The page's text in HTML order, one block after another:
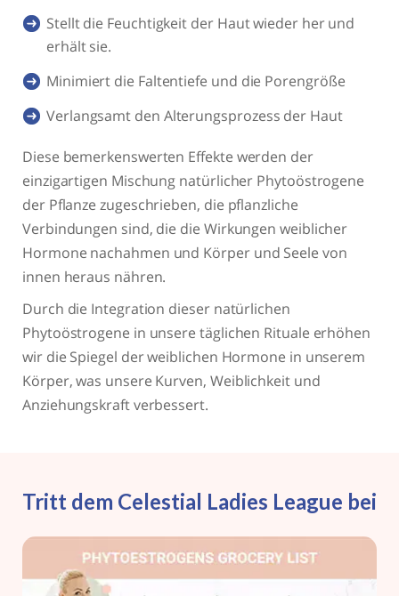
Stellt die Feuchtigkeit der Haut wieder her und
erhält sie.
Minimiert die Faltentiefe und die Porengröße
Verlangsamt den Alterungsprozess der Haut
Diese bemerkenswerten Effekte werden der
einzigartigen Mischung natürlicher Phytoöstrogene
der Pflanze zugeschrieben, die pflanzliche
Verbindungen sind, die die Wirkungen weiblicher
Hormone nachahmen und Körper und Seele von
innen heraus nähren.
Durch die Integration dieser natürlichen
Phytoöstrogene in unsere täglichen Rituale erhöhen
wir die Spiegel der weiblichen Hormone in unserem
Körper, was unsere Kurven, Weiblichkeit und
Anziehungskraft verbessert.
Tritt dem Celestial Ladies League bei